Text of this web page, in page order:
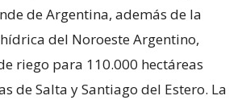
de Argentina, además de la
del Noroeste Argentino,
riego para 110.000 hectáreas
de Salta y Santiago del Estero. La